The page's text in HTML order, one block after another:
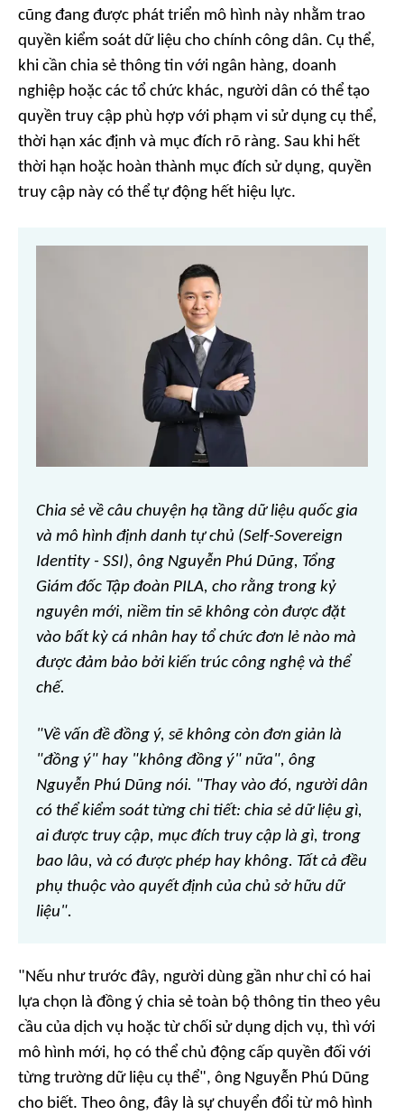
cũng đang được phát triển mô hình này nhằm trao
quyền kiểm soát dữ liệu cho chính công dân. Cụ thể,
khi cần chia sẻ thông tin với ngân hàng, doanh
nghiệp hoặc các tổ chức khác, người dân có thể tạo
quyền truy cập phù hợp với phạm vi sử dụng cụ thể,
thời hạn xác định và mục đích rõ ràng. Sau khi hết
thời hạn hoặc hoàn thành mục đích sử dụng, quyền
truy cập này có thể tự động hết hiệu lực.
Chia sẻ về câu chuyện hạ tầng dữ liệu quốc gia
và mô hình định danh tự chủ (Self-Sovereign
Identity - SSI), ông Nguyễn Phú Dũng, Tổng
Giám đốc Tập đoàn PILA, cho rằng trong kỷ
nguyên mới, niềm tin sẽ không còn được đặt
vào bất kỳ cá nhân hay tổ chức đơn lẻ nào mà
được đảm bảo bởi kiến trúc công nghệ và thể
chế.
"Về vấn đề đồng ý, sẽ không còn đơn giản là
"đồng ý" hay "không đồng ý" nữa", ông
Nguyễn Phú Dũng nói. "Thay vào đó, người dân
có thể kiểm soát từng chi tiết: chia sẻ dữ liệu gì,
ai được truy cập, mục đích truy cập là gì, trong
bao lâu, và có được phép hay không. Tất cả đều
phụ thuộc vào quyết định của chủ sở hữu dữ
liệu".
"Nếu như trước đây, người dùng gần như chỉ có hai
lựa chọn là đồng ý chia sẻ toàn bộ thông tin theo yêu
cầu của dịch vụ hoặc từ chối sử dụng dịch vụ, thì với
mô hình mới, họ có thể chủ động cấp quyền đối với
từng trường dữ liệu cụ thể", ông Nguyễn Phú Dũng
cho biết. Theo ông, đây là sự chuyển đổi từ mô hình